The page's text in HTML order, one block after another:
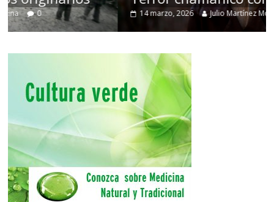
14 marzo, 2026 Julio Martínez Molina 0